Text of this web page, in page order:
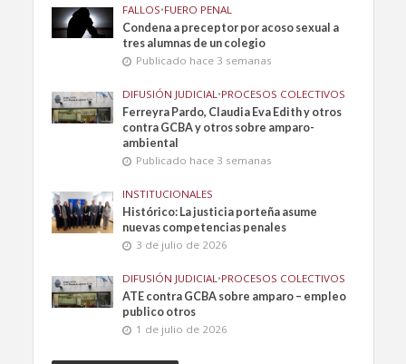
FALLOS•FUERO PENAL
Condena a preceptor por acoso sexual a
tres alumnas de un colegio
Publicado hace 3 semanas
DIFUSIÓN JUDICIAL•PROCESOS COLECTIVOS
Ferreyra Pardo, Claudia Eva Edith y otros
contra GCBA y otros sobre amparo-
ambiental
Publicado hace 3 semanas
INSTITUCIONALES
Histórico: La justicia porteña asume
nuevas competencias penales
3 de julio de 2026
DIFUSIÓN JUDICIAL•PROCESOS COLECTIVOS
ATE contra GCBA sobre amparo – empleo
publico otros
1 de julio de 2026